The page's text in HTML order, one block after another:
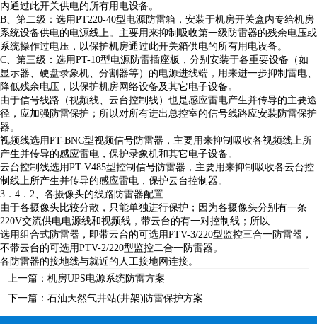
内通过此开关供电的所有用电设备。
B、第二级：选用PT220-40型电源防雷箱，安装于机房开关盒内专给机房
系统设备供电的电源线上。主要用来抑制吸收第一级防雷器的残余电压或
系统操作过电压，以保护机房通过此开关箱供电的所有用电设备。
C、第三级：选用PT-10型电源防雷插座板，分别安装于各重要设备（如
显示器、硬盘录象机、分割器等）的电源进线端，用来进一步抑制雷电、
降低残余电压，以保护机房网络设备及其它电子设备。
由于信号线路（视频线、云台控制线）也是感应雷电产生并传导的主要途
径，应加强防雷保护；所以对所有进出总控室的信号线路应安装防雷保护
器。
视频线选用PT-BNC型视频信号防雷器，主要用来抑制吸收各视频线上所
产生并传导的感应雷电，保护录象机和其它电子设备。
云台控制线选用PT-V485型控制信号防雷器，主要用来抑制吸收各云台控
制线上所产生并传导的感应雷电，保护云台控制器。
3．4．2、各摄像头的线路防雷器配置
由于各摄像头比较分散，只能单独进行保护；因为各摄像头分别有一条
220V交流供电电源线和视频线，带云台的有一对控制线；所以
选用组合式防雷器，即带云台的可选用PTV-3/220型监控三合一防雷器，
不带云台的可选用PTV-2/220型监控二合一防雷器。
各防雷器的接地线与就近的人工接地网连接。
上一篇：机房UPS电源系统防雷方案
下一篇：石油天然气井站(井架)防雷保护方案